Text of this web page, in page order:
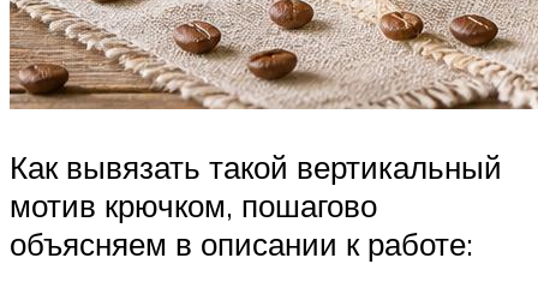
Как вывязать такой вертикальный
мотив крючком, пошагово
объясняем в описании к работе: